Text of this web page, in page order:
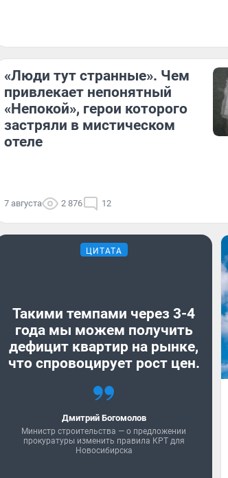
«Люди тут странные». Чем
привлекает непонятный
«Непокой», герои которого
застряли в мистическом
отеле
7 августа 2 876 12
ЦИТАТА
Такими темпами через 3-4
года мы можем получить
дефицит квартир на рынке,
что спровоцирует рост цен.
Дмитрий Богомолов
Министр строительства — о предложении
прокуратуры изменить правила КРТ для
Новосибирска